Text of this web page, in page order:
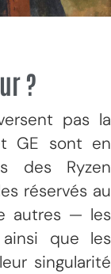
?
pas la
GE sont en
des Ryzen
réservés au
autres — les
que les
singularité